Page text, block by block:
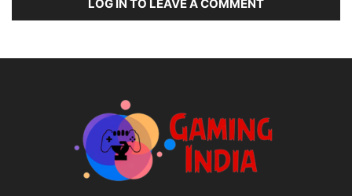
LOG IN TO LEAVE A COMMENT